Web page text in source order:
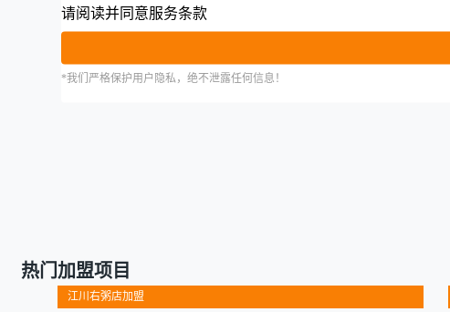
热门加盟项目
江川右粥店加盟
请阅读并同意服务条款
*我们严格保护用户隐私，绝不泄露任何信息！